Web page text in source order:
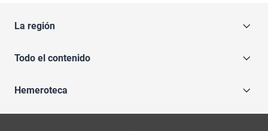
La región
Todo el contenido
Hemeroteca